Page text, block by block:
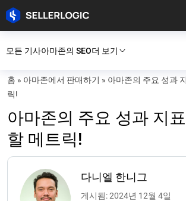
모든 기사아마존의 SEO더 보기
홈 » 아마존에서 판매하기 » 아마존의 주요 성과
릭!
아마존의 주요 성과 지
할 메트릭!
다니엘 한니그
게시됨: 2024년 12월 4일